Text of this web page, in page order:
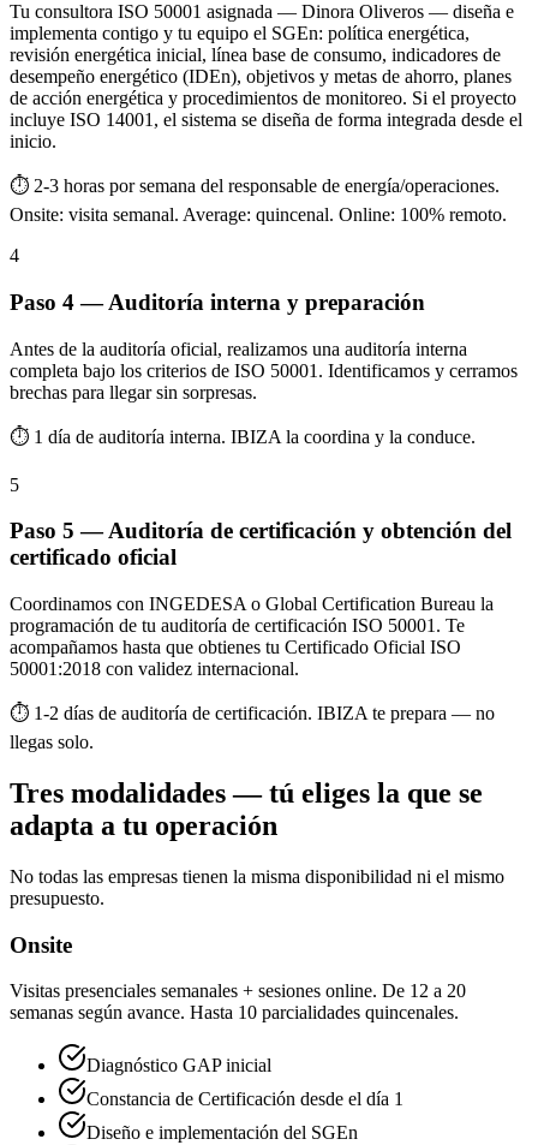
Tu consultora ISO 50001 asignada — Dinora Oliveros — diseña e
implementa contigo y tu equipo el SGEn: política energética,
revisión energética inicial, línea base de consumo, indicadores de
desempeño energético (IDEn), objetivos y metas de ahorro, planes
de acción energética y procedimientos de monitoreo. Si el proyecto
incluye ISO 14001, el sistema se diseña de forma integrada desde el
inicio.
⏱ 2-3 horas por semana del responsable de energía/operaciones.
Onsite: visita semanal. Average: quincenal. Online: 100% remoto.
4
Paso 4 — Auditoría interna y preparación
Antes de la auditoría oficial, realizamos una auditoría interna
completa bajo los criterios de ISO 50001. Identificamos y cerramos
brechas para llegar sin sorpresas.
⏱ 1 día de auditoría interna. IBIZA la coordina y la conduce.
5
Paso 5 — Auditoría de certificación y obtención del
certificado oficial
Coordinamos con INGEDESA o Global Certification Bureau la
programación de tu auditoría de certificación ISO 50001. Te
acompañamos hasta que obtienes tu Certificado Oficial ISO
50001:2018 con validez internacional.
⏱ 1-2 días de auditoría de certificación. IBIZA te prepara — no
llegas solo.
Tres modalidades — tú eliges la que se
adapta a tu operación
No todas las empresas tienen la misma disponibilidad ni el mismo
presupuesto.
Onsite
Visitas presenciales semanales + sesiones online. De 12 a 20
semanas según avance. Hasta 10 parcialidades quincenales.
Diagnóstico GAP inicial
Constancia de Certificación desde el día 1
Diseño e implementación del SGEn